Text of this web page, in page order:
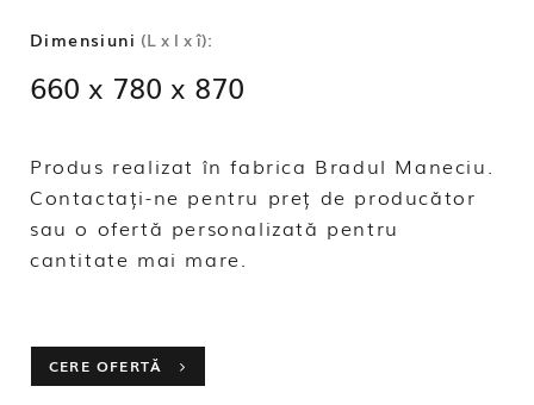
Dimensiuni (L x l x î):
660 x 780 x 870
Produs realizat în fabrica Bradul Maneciu.
Contactați-ne pentru preț de producător
sau o ofertă personalizată pentru
cantitate mai mare.
CERE OFERTĂ